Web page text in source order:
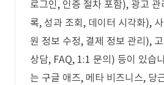
로그인, 인증 절차 포함), 광고
록, 성과 조회, 데이터 시각화),
원 정보 수정, 결제 정보 관리),
상담, FAQ, 1:1 문의) 등이 있습
는 구글 애즈, 메타 비즈니스, 당